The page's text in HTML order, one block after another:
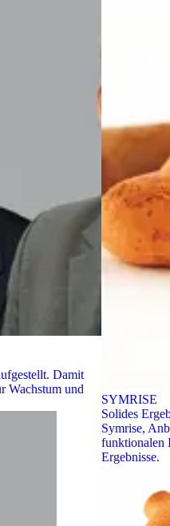
Damit
Wachstum und
SYMRISE
Solides
Symrise,
funktionalen
Ergebnisse.